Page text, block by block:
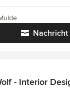
Nachricht
- Interior